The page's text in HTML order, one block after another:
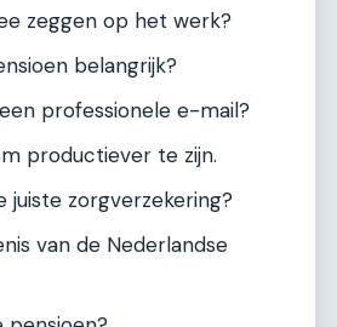
zeggen op het werk?
belangrijk?
professionele e-mail?
productiever te zijn.
juiste zorgverzekering?
van de Nederlandse